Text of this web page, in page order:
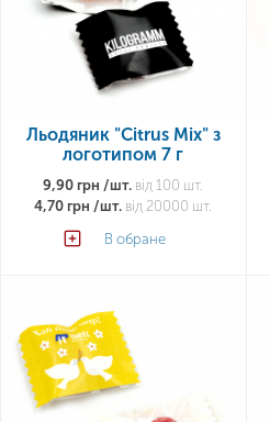
Льодяник "Citrus Mix" з
логотипом 7 г
9,90 грн /шт. від 100 шт.
4,70 грн /шт. від 20000 шт.
В обране